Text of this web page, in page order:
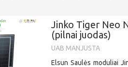
Jinko Tiger Neo
(pilnai juodas)
UAB MANJUSTA
Elsun Saulės moduliai